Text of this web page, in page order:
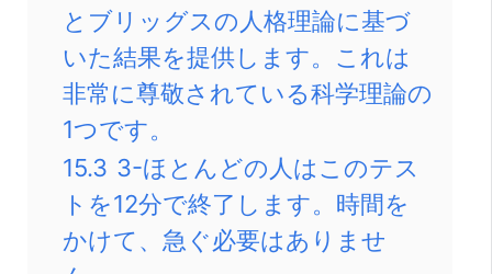
とブリッグスの人格理論に基づ
いた結果を提供します。これは
非常に尊敬されている科学理論の
1つです。
15.3 3-ほとんどの人はこのテス
トを12分で終了します。時間を
かけて、急ぐ必要はありませ